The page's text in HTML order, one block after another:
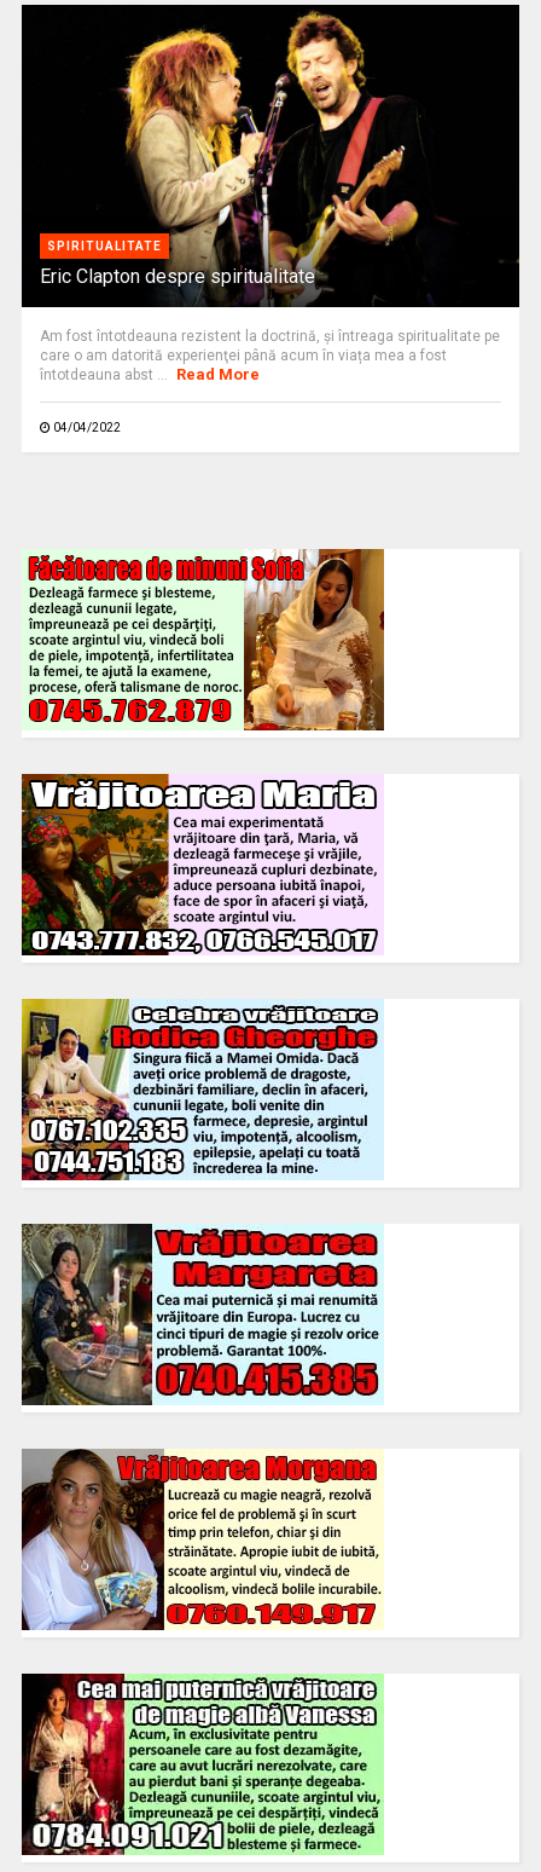
SPIRITUALITATE
Eric Clapton despre spiritualitate
Am fost întotdeauna rezistent la doctrină, şi întreaga spiritualitate pe
care o am datorită experienţei până acum în viața mea a fost
întotdeauna abst ...
Read More
04/04/2022